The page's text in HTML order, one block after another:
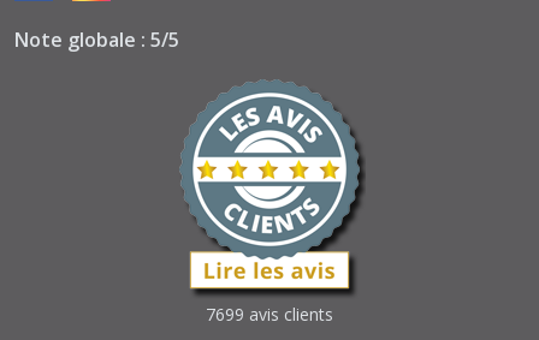
Note globale : 5/5
7699 avis clients